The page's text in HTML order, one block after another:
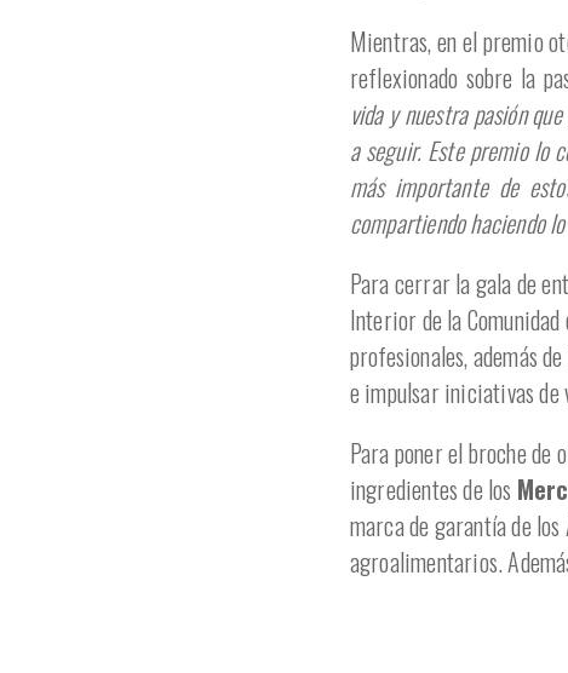
Mientras, en el premio
reflexionado sobre la
vida y nuestra pasión
a seguir. Este premio lo
más importante de
compartiendo haciendo
Para cerrar la gala de
Interior de la
profesionales, además
e impulsar iniciativas de
Para poner el broche de
ingredientes de los
marca de garantía de
agroalimentarios.